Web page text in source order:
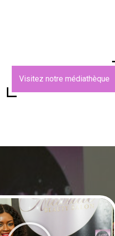
Visitez notre médiathèque